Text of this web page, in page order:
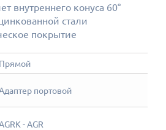
внутреннего конуса 60°
стали
покрытие
Прямой
портовой
- AGR